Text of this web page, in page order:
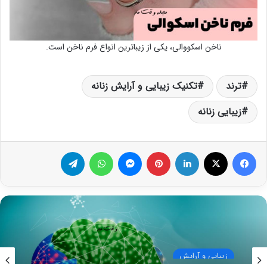
ناخن اسکووالی، یکی از زیباترین انواع فرم ناخن است.
ترند
تکنیک زیبایی و آرایش زنانه
زیبایی زنانه
فیس بوک لینکدین ‫پین‌ترست پیام رسان
زیبایی و آرایش